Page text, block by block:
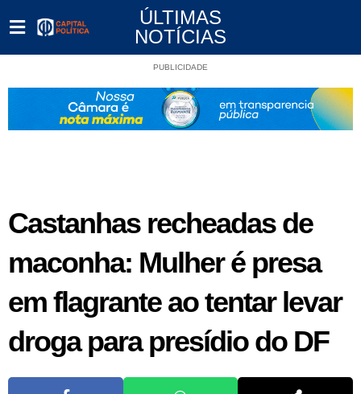
ÚLTIMAS
NOTÍCIAS
PUBLICIDADE
Castanhas recheadas de
maconha: Mulher é presa
em flagrante ao tentar levar
droga para presídio do DF